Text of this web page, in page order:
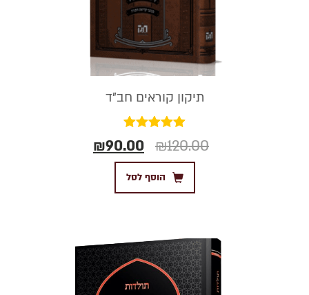
תיקון קוראים חב"ד
5.00
מתוך 5
₪120.00
₪90.00
הוסף לסל